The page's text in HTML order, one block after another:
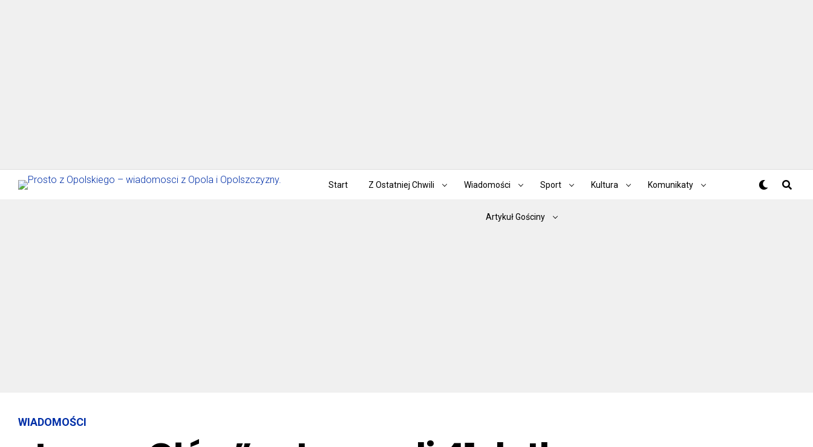
Start Z Ostatniej Chwili Wiadomości Sport Kultura Komunikaty
Artykuł Gościny
WIADOMOŚCI